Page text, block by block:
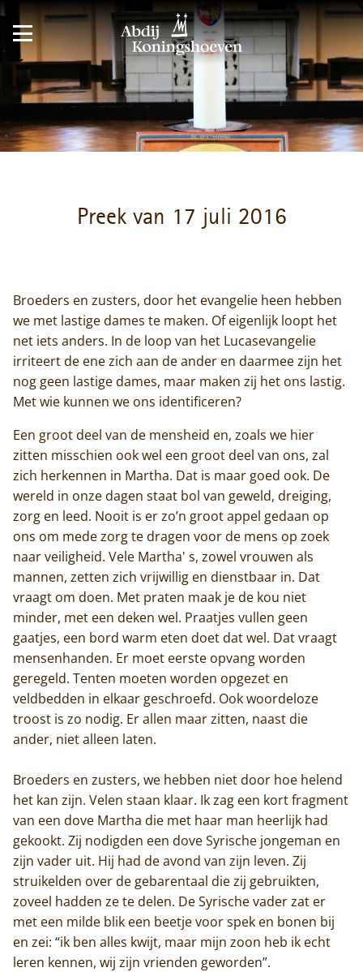
Preek van 17 juli 2016
Broeders en zusters, door het evangelie heen hebben
we met lastige dames te maken. Of eigenlijk loopt het
net iets anders. In de loop van het Lucasevangelie
irriteert de ene zich aan de ander en daarmee zijn het
nog geen lastige dames, maar maken zij het ons lastig.
Met wie kunnen we ons identificeren?
Een groot deel van de mensheid en, zoals we hier
zitten misschien ook wel een groot deel van ons, zal
zich herkennen in Martha. Dat is maar goed ook. De
wereld in onze dagen staat bol van geweld, dreiging,
zorg en leed. Nooit is er zo’n groot appel gedaan op
ons om mede zorg te dragen voor de mens op zoek
naar veiligheid. Vele Martha' s, zowel vrouwen als
mannen, zetten zich vrijwillig en dienstbaar in. Dat
vraagt om doen. Met praten maak je de kou niet
minder, met een deken wel. Praatjes vullen geen
gaatjes, een bord warm eten doet dat wel. Dat vraagt
mensenhanden. Er moet eerste opvang worden
geregeld. Tenten moeten worden opgezet en
veldbedden in elkaar geschroefd. Ook woordeloze
troost is zo nodig. Er allen maar zitten, naast die
ander, niet alleen laten.
Broeders en zusters, we hebben niet door hoe helend
het kan zijn. Velen staan klaar. Ik zag een kort fragment
van een dove Martha die met haar man heerlijk had
gekookt. Zij nodigden een dove Syrische jongeman en
zijn vader uit. Hij had de avond van zijn leven. Zij
struikelden over de gebarentaal die zij gebruikten,
zoveel hadden ze te delen. De Syrische vader zat er
met een milde blik een beetje voor spek en bonen bij
en zei: “ik ben alles kwijt, maar mijn zoon heb ik echt
leren kennen, wij zijn vrienden geworden”.